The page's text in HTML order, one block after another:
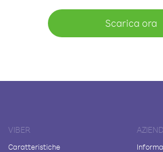
Scarica ora
VIBER
Caratteristiche